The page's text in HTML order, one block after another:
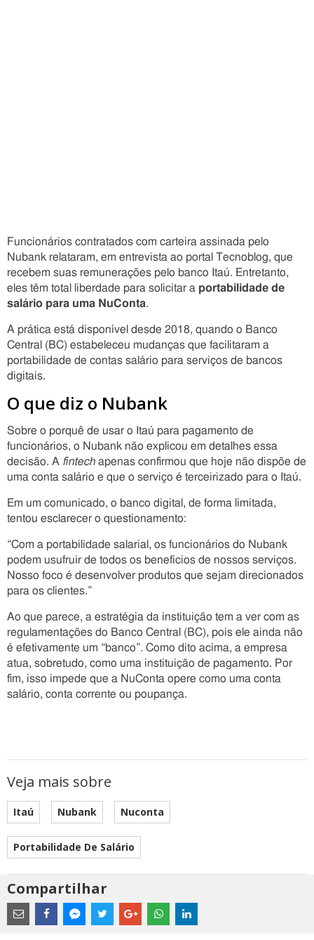
Funcionários contratados com carteira assinada pelo
Nubank relataram, em entrevista ao portal Tecnoblog, que
recebem suas remunerações pelo banco Itaú. Entretanto,
eles têm total liberdade para solicitar a portabilidade de
salário para uma NuConta.
A prática está disponível desde 2018, quando o Banco
Central (BC) estabeleceu mudanças que facilitaram a
portabilidade de contas salário para serviços de bancos
digitais.
O que diz o Nubank
Sobre o porquê de usar o Itaú para pagamento de
funcionários, o Nubank não explicou em detalhes essa
decisão. A fintech apenas confirmou que hoje não dispõe de
uma conta salário e que o serviço é terceirizado para o Itaú.
Em um comunicado, o banco digital, de forma limitada,
tentou esclarecer o questionamento:
“Com a portabilidade salarial, os funcionários do Nubank
podem usufruir de todos os benefícios de nossos serviços.
Nosso foco é desenvolver produtos que sejam direcionados
para os clientes.”
Ao que parece, a estratégia da instituição tem a ver com as
regulamentações do Banco Central (BC), pois ele ainda não
é efetivamente um “banco”. Como dito acima, a empresa
atua, sobretudo, como uma instituição de pagamento. Por
fim, isso impede que a NuConta opere como uma conta
salário, conta corrente ou poupança.
Veja mais sobre
Itaú Nubank Nuconta
Portabilidade De Salário
Compartilhar
Estes
são
links
externos